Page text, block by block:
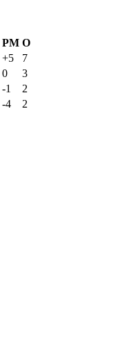
РМ О
+5
7
0
3
-1
2
-4
2